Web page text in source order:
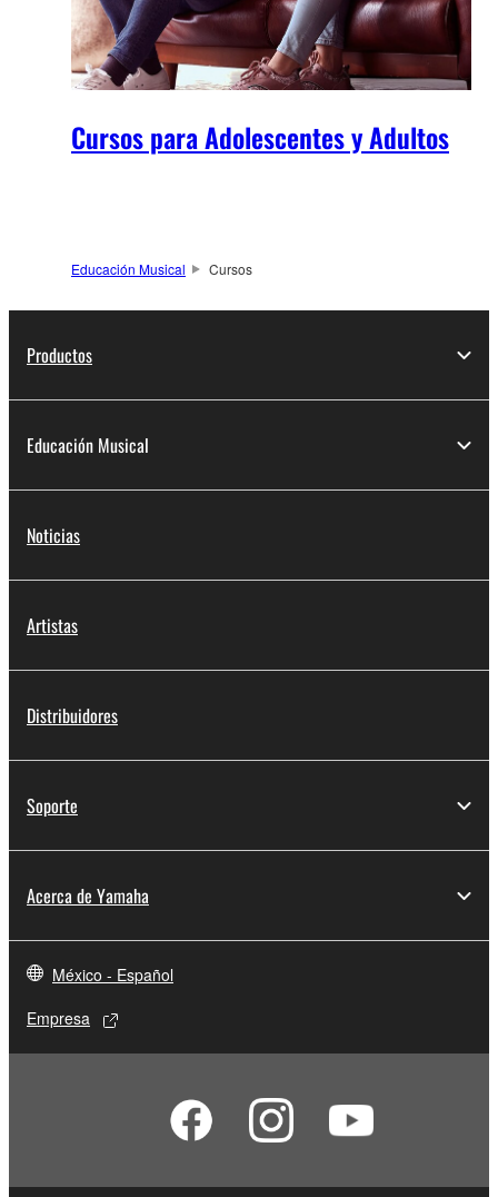
Cursos para Adolescentes y Adultos
Educación Musical Cursos
Productos
Educación Musical
Noticias
Artistas
Distribuidores
Soporte
Acerca de Yamaha
México - Español
Empresa